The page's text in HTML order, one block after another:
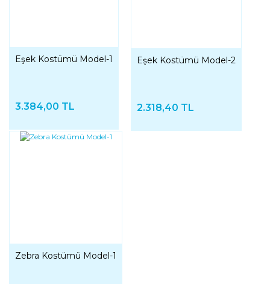
Eşek Kostümü Model-1
3.384,00 TL
Eşek Kostümü Model-2
2.318,40 TL
Zebra Kostümü Model-1